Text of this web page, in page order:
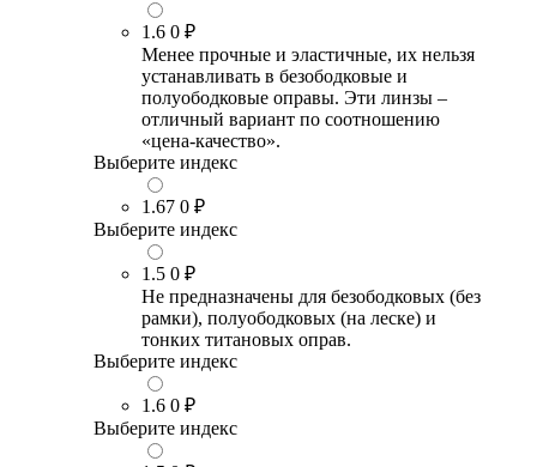
1.6 0 ₽
Менее прочные и эластичные, их нельзя
устанавливать в безободковые и
полуободковые оправы. Эти линзы –
отличный вариант по соотношению
«цена-качество».
Выберите индекс
1.67 0 ₽
Выберите индекс
1.5 0 ₽
Не предназначены для безободковых (без
рамки), полуободковых (на леске) и
тонких титановых оправ.
Выберите индекс
1.6 0 ₽
Выберите индекс